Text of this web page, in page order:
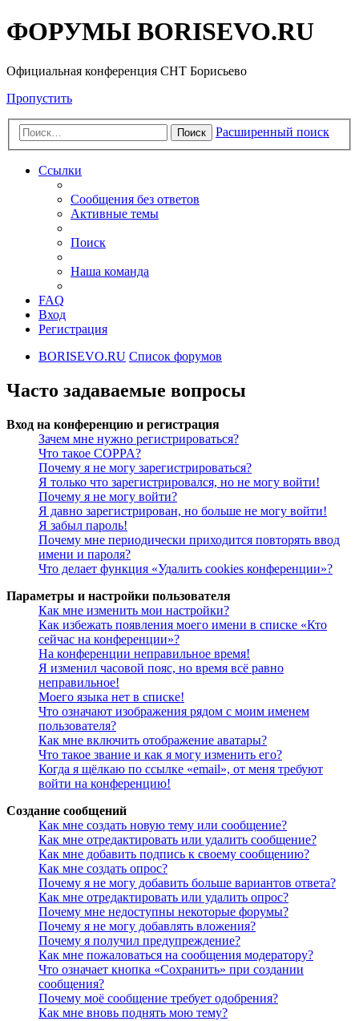
ФОРУМЫ BORISEVO.RU
Официальная конференция СНТ Борисьево
Пропустить
Поиск Расширенный поиск
Ссылки
Сообщения без ответов
Активные темы
Поиск
Наша команда
FAQ
Вход
Регистрация
BORISEVO.RU Список форумов
Часто задаваемые вопросы
Вход на конференцию и регистрация
Зачем мне нужно регистрироваться?
Что такое COPPA?
Почему я не могу зарегистрироваться?
Я только что зарегистрировался, но не могу войти!
Почему я не могу войти?
Я давно зарегистрирован, но больше не могу войти!
Я забыл пароль!
Почему мне периодически приходится повторять ввод
имени и пароля?
Что делает функция «Удалить cookies конференции»?
Параметры и настройки пользователя
Как мне изменить мои настройки?
Как избежать появления моего имени в списке «Кто
сейчас на конференции»?
На конференции неправильное время!
Я изменил часовой пояс, но время всё равно
неправильное!
Моего языка нет в списке!
Что означают изображения рядом с моим именем
пользователя?
Как мне включить отображение аватары?
Что такое звание и как я могу изменить его?
Когда я щёлкаю по ссылке «email», от меня требуют
войти на конференцию!
Создание сообщений
Как мне создать новую тему или сообщение?
Как мне отредактировать или удалить сообщение?
Как мне добавить подпись к своему сообщению?
Как мне создать опрос?
Почему я не могу добавить больше вариантов ответа?
Как мне отредактировать или удалить опрос?
Почему мне недоступны некоторые форумы?
Почему я не могу добавлять вложения?
Почему я получил предупреждение?
Как мне пожаловаться на сообщения модератору?
Что означает кнопка «Сохранить» при создании
сообщения?
Почему моё сообщение требует одобрения?
Как мне вновь поднять мою тему?